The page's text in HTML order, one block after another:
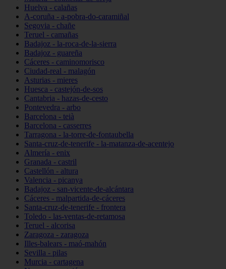
Huelva - calañas
A-coruña - a-pobra-do-caramiñal
Segovia - chañe
Teruel - camañas
Badajoz - la-roca-de-la-sierra
Badajoz - guareña
Cáceres - caminomorisco
Ciudad-real - malagón
Asturias - mieres
Huesca - castejón-de-sos
Cantabria - hazas-de-cesto
Pontevedra - arbo
Barcelona - teià
Barcelona - casserres
Tarragona - la-torre-de-fontaubella
Santa-cruz-de-tenerife - la-matanza-de-acentejo
Almería - enix
Granada - castril
Castellón - altura
Valencia - picanya
Badajoz - san-vicente-de-alcántara
Cáceres - malpartida-de-cáceres
Santa-cruz-de-tenerife - frontera
Toledo - las-ventas-de-retamosa
Teruel - alcorisa
Zaragoza - zaragoza
Illes-balears - maó-mahón
Sevilla - pilas
Murcia - cartagena